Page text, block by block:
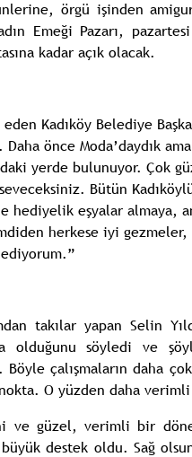
örgü işinden
Emeği Pazarı,
kadar açık olacak.
Kadıköy Belediye
önce Moda’daydık
yerde bulunuyor. Çok
Bütün
hediyelik eşyalar almaya,
herkese iyi
takılar yapan Selin
olduğunu söyledi ve
Böyle çalışmaların daha
O yüzden daha verimli
ve güzel, verimli bir
destek oldu. Sağ